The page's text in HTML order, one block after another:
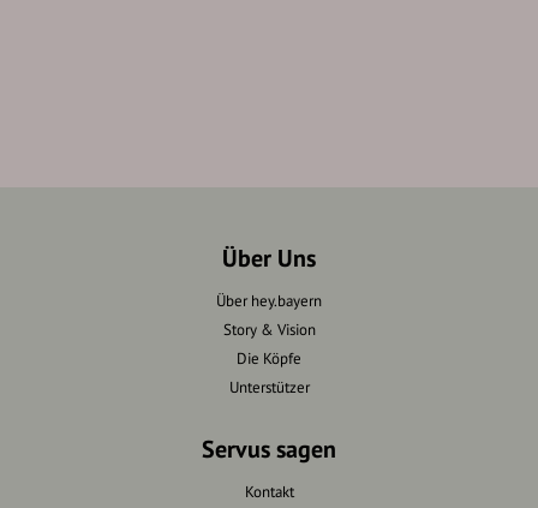
Über Uns
Über hey.bayern
Story & Vision
Die Köpfe
Unterstützer
Servus sagen
Kontakt